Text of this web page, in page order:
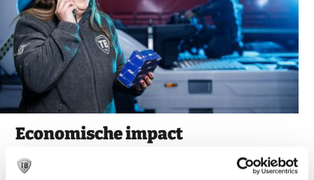
Economische impact